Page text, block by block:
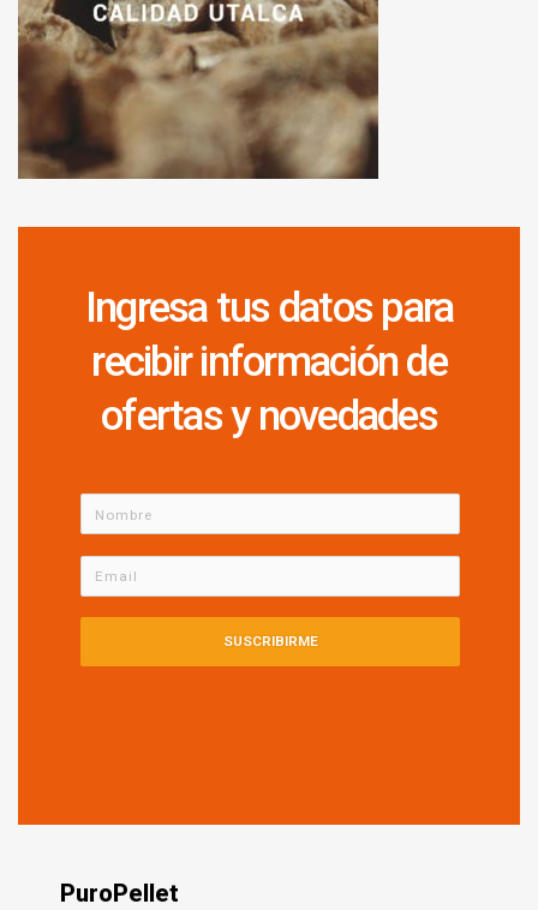
Ingresa tus datos para
recibir información de
ofertas y novedades
SUSCRIBIRME
PuroPellet